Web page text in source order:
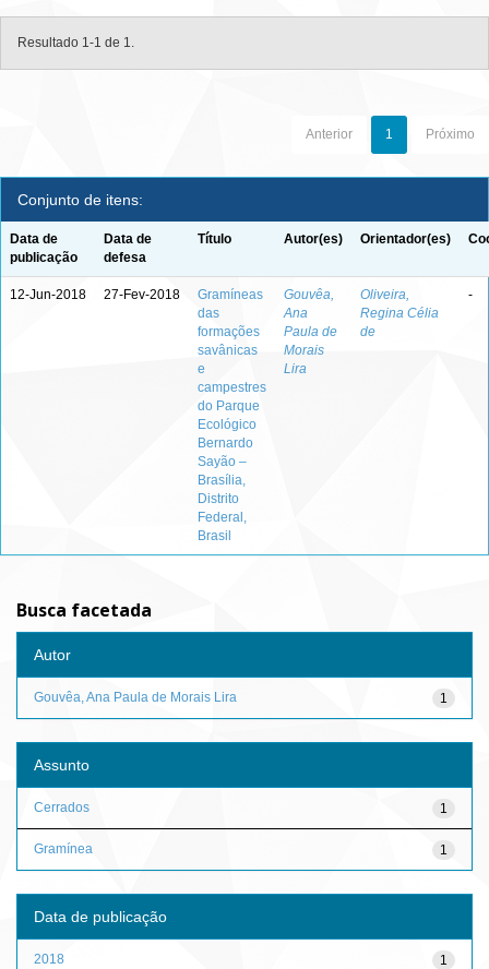
Resultado 1-1 de 1.
Anterior 1 Próximo
Conjunto de itens:
Data de
publicação
Data de
defesa
Título Autor(es) Orientador(es)
12-Jun-2018 27-Fev-2018
Gramíneas
das
formações
savânicas
e
campestres
do Parque
Ecológico
Bernardo
Sayão –
Brasília,
Distrito
Federal,
Brasil
Gouvêa,
Ana
Paula de
Morais
Lira
Oliveira,
Regina Célia
de
-
Busca facetada
Autor
1
Gouvêa, Ana Paula de Morais Lira
Assunto
1
Cerrados
1
Gramínea
Data de publicação
1
2018